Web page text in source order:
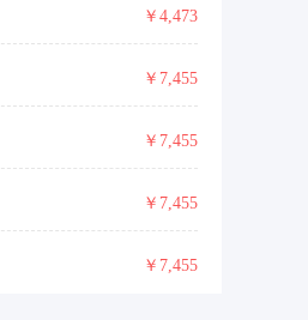
￥4,473
￥7,455
￥7,455
￥7,455
￥7,455